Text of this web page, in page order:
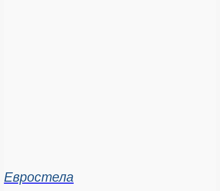
Евростела